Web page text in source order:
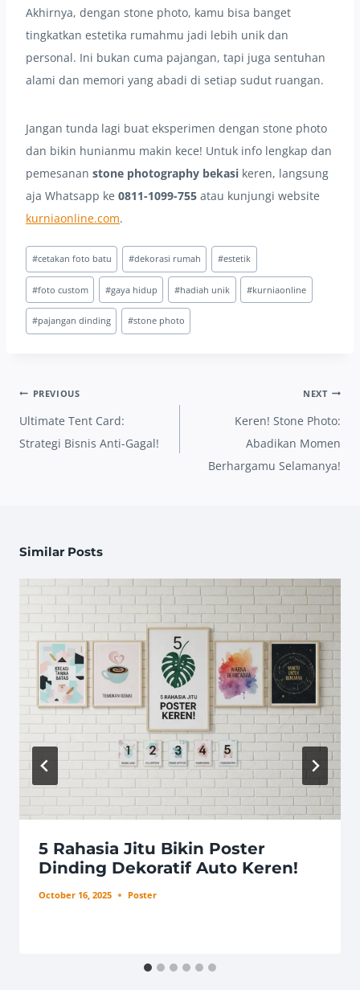
Akhirnya, dengan stone photo, kamu bisa banget
tingkatkan estetika rumahmu jadi lebih unik dan
personal. Ini bukan cuma pajangan, tapi juga sentuhan
alami dan memori yang abadi di setiap sudut ruangan.
Jangan tunda lagi buat eksperimen dengan stone photo
dan bikin hunianmu makin kece! Untuk info lengkap dan
pemesanan stone photography bekasi keren, langsung
aja Whatsapp ke 0811-1099-755 atau kunjungi website
kurniaonline.com.
Post
Tags:
#cetakan foto batu #dekorasi rumah #estetik
#foto custom #gaya hidup #hadiah unik #kurniaonline
#pajangan dinding #stone photo
Post
navigation
PREVIOUS
Ultimate Tent Card:
Strategi Bisnis Anti-Gagal!
NEXT
Keren! Stone Photo:
Abadikan Momen
Berhargamu Selamanya!
Similar Posts
5 Rahasia Jitu Bikin Poster
Dinding Dekoratif Auto Keren!
October 16, 2025 Poster